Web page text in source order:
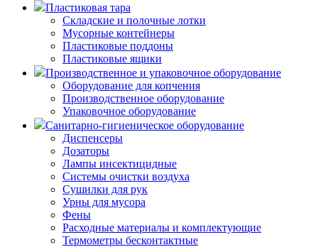
Пластиковая тара
Складские и полочные лотки
Мусорные контейнеры
Пластиковые поддоны
Пластиковые ящики
Производственное и упаковочное оборудование
Оборудование для копчения
Производственное оборудование
Упаковочное оборудование
Санитарно-гигиеническое оборудование
Диспенсеры
Дозаторы
Лампы инсектицидные
Системы очистки воздуха
Сушилки для рук
Урны для мусора
Фены
Расходные материалы и комплектующие
Термометры бесконтактные